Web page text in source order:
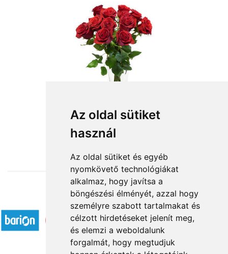
Az oldal sütiket
használ
Az oldal sütiket és egyéb
nyomkövető technológiákat
alkalmaz, hogy javítsa a
böngészési élményét, azzal hogy
személyre szabott tartalmakat és
célzott hirdetéseket jelenít meg,
és elemzi a weboldalunk
forgalmát, hogy megtudjuk
Szálas virágok: vörös rózsa
4 080 Ft-tól
Elfogadott fizetési módok